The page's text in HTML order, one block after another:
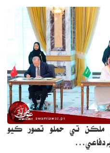
تي حملو تصور ڪيو
دفاعي…